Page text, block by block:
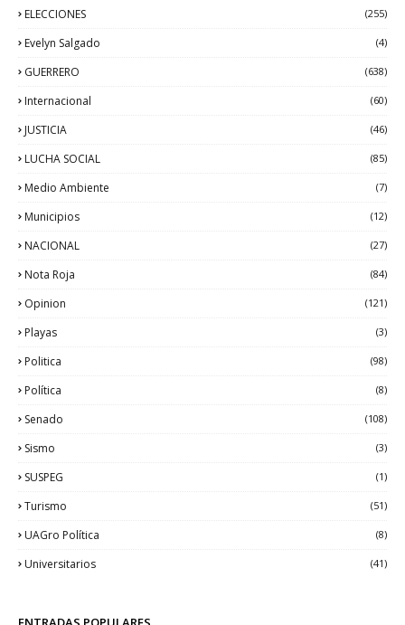
ELECCIONES (255)
Evelyn Salgado (4)
GUERRERO (638)
Internacional (60)
JUSTICIA (46)
LUCHA SOCIAL (85)
Medio Ambiente (7)
Municipios (12)
NACIONAL (27)
Nota Roja (84)
Opinion (121)
Playas (3)
Politica (98)
Política (8)
Senado (108)
Sismo (3)
SUSPEG (1)
Turismo (51)
UAGro Política (8)
Universitarios (41)